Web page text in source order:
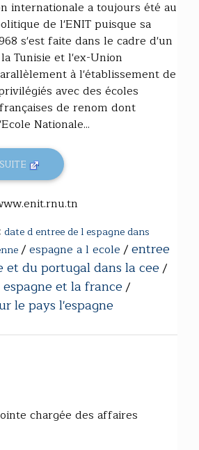
internationale a toujours été au
de l'ENIT puisque sa
s'est faite dans le cadre d'un
Tunisie et l'ex-Union
à l'établissement de
avec des écoles
de renom dont
Nationale...
date d entree de l espagne dans
/espagne a l ecole/entree
et du portugal dans la cee/
et la france/
le pays l'espagne
chargée des affaires